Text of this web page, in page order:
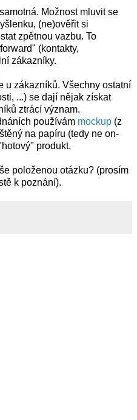
Možnost mluvit se
(ne)ověřit si
zpětnou vazbu. To
(kontakty,
zákazníky.
u zákazníků. Všechny ostatní
...) se dají nějak získat
ztrácí význam.
používám mockup (z
na papíru (tedy ne on-
produkt.
položenou otázku? (prosím
k poznání).